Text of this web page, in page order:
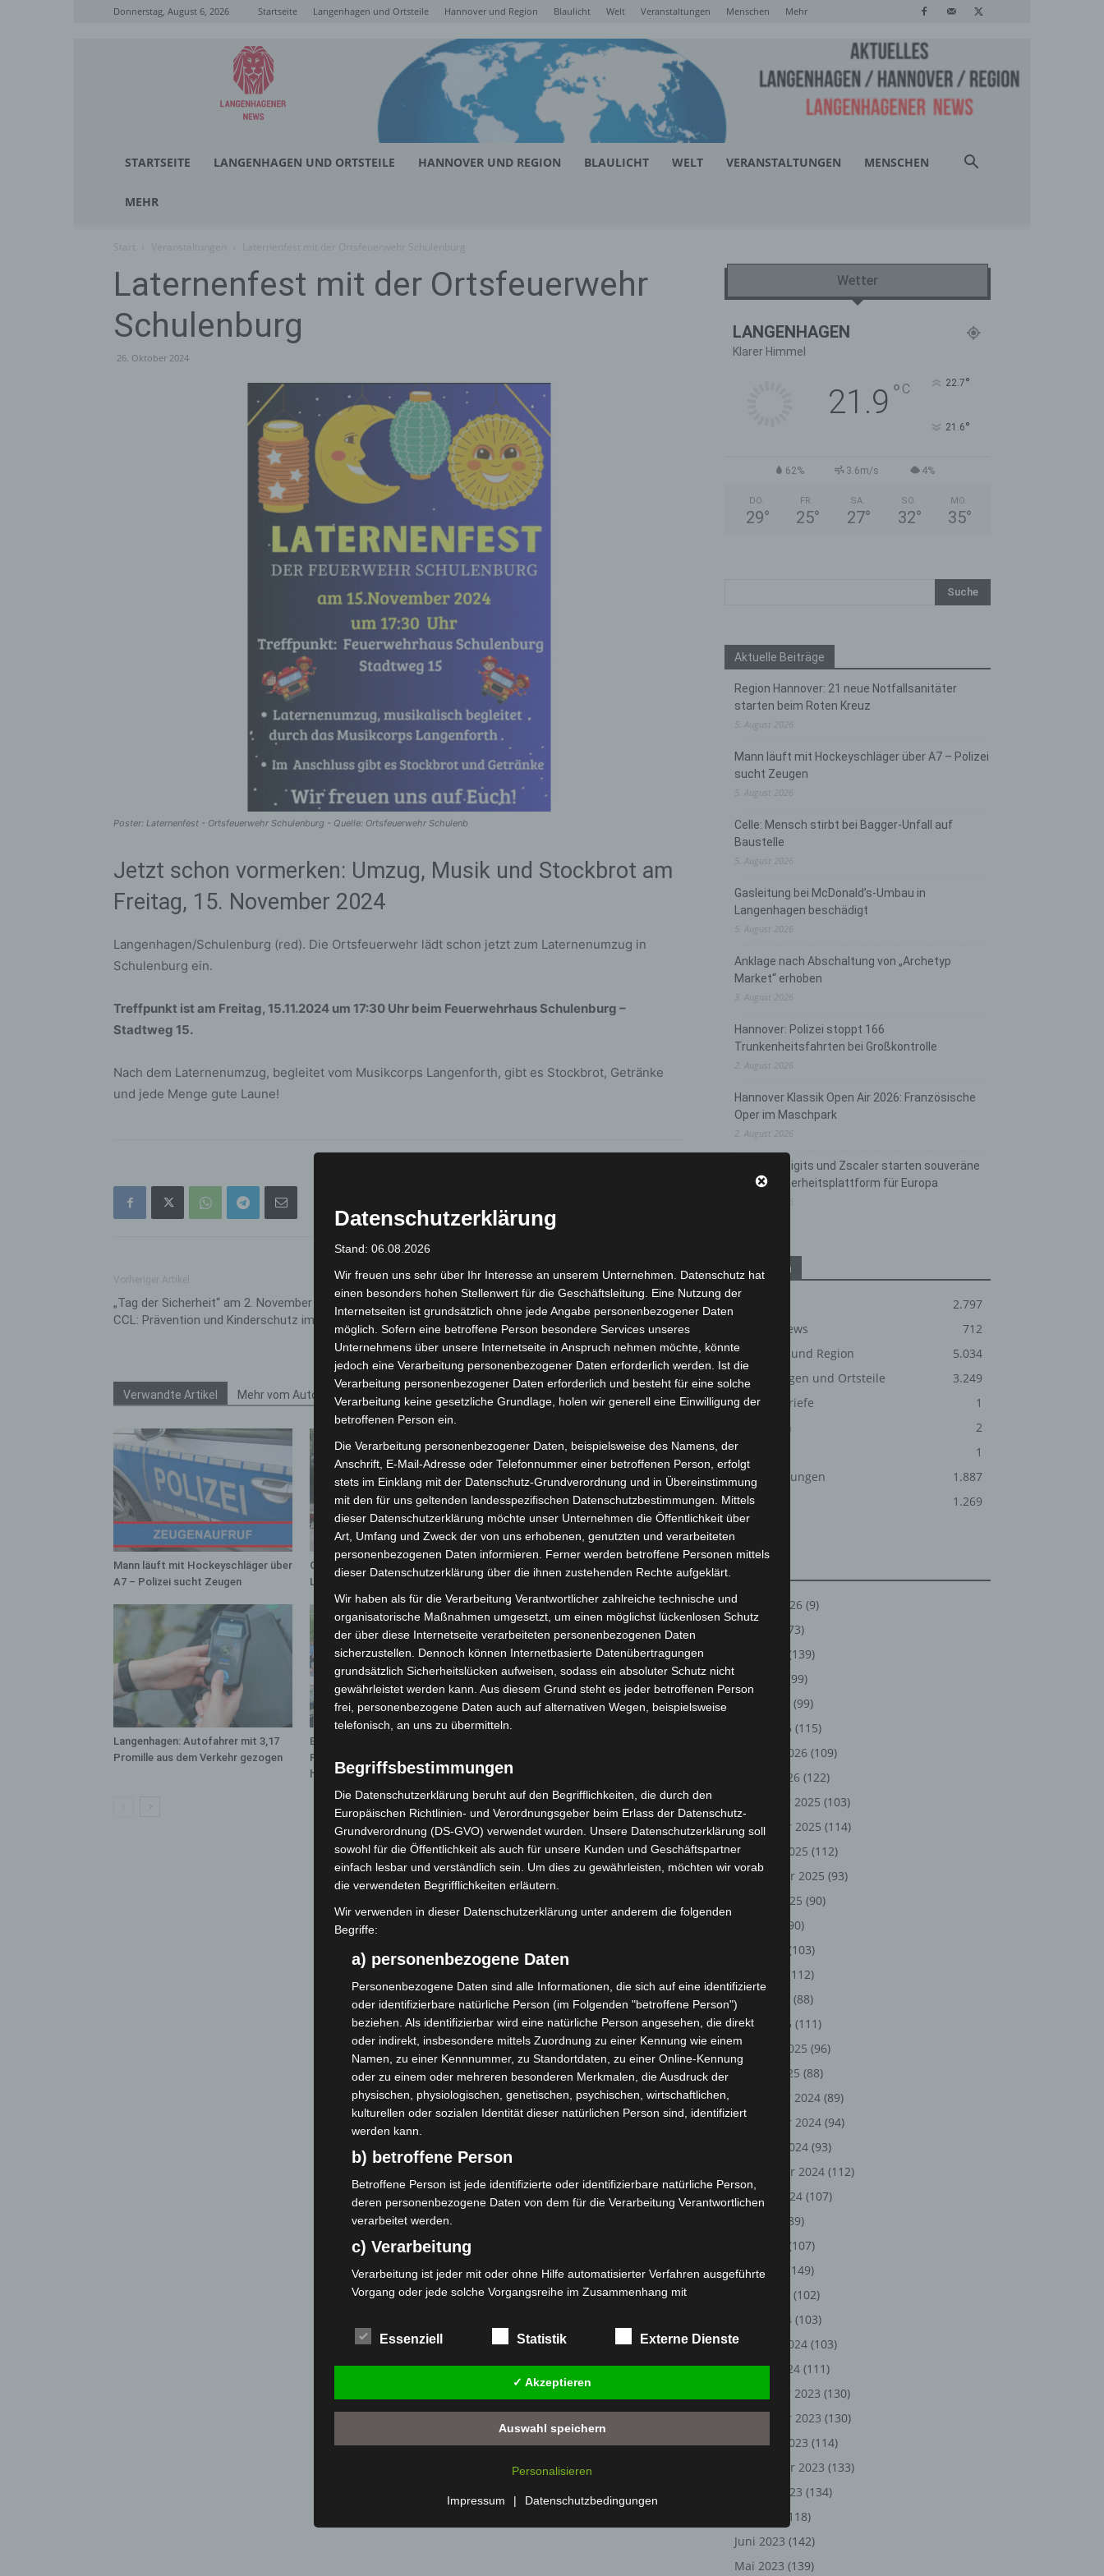
Donnerstag, August 6, 2026 Startseite Langenhagen und Ortsteile Hannover und Region Blaulicht Welt Veranstaltungen Menschen Mehr
Langenhagener
News
STARTSEITE LANGENHAGEN UND ORTSTEILE HANNOVER UND REGION BLAULICHT WELT VERANSTALTUNGEN MENSCHEN
MEHR
Laternenfest mit der Ortsfeuerwehr
Schulenburg
26. Oktober 2024
Poster: Laternenfest - Ortsfeuerwehr Schulenburg - Quelle: Ortsfeuerwehr Schulenb
Jetzt schon vormerken: Umzug, Musik und Stockbrot am
Freitag, 15. November 2024
Langenhagen/Schulenburg (red). Die Ortsfeuerwehr lädt schon jetzt zum Laternenumzug in
Schulenburg ein.
Treffpunkt ist am Freitag, 15.11.2024 um 17:30 Uhr beim Feuerwehrhaus Schulenburg –
Stadtweg 15.
Nach dem Laternenumzug, begleitet vom Musikcorps Langenforth, gibt es Stockbrot, Getränke
und jede Menge gute Laune!
„Tag der Sicherheit“ am 2. November 2024 im
CCL: Prävention und Kinderschutz im Fokus
Nächster Artikel
DRK-Einladung zum Vortrag: „Vorsorgevollmacht
und Patientenverfügung – Was Sie wissen
sollten“
Verwandte Artikel Mehr vom Autor
Mann läuft mit Hockeyschläger über
A7 – Polizei sucht Zeugen
Gasleitung bei McDonald’s-Umbau in
Langenhagen beschädigt
Hannover Klassik Open Air 2026:
Langenhagen: Autofahrer mit 3,17
Promille aus dem Verkehr gezogen
Blaulichtmeile Langenhagen 2026:
Polizei, Feuerwehr und Rettung
hautnah erleben
Videochat
Wetter
LANGENHAGEN
Klarer Himmel
21.9 ° C 22.7°
21.6°
62% 3.6m/s 4%
DO.
29°
FR.
25°
SA.
27°
SO.
32°
MO.
35°
Aktuelle Beiträge
Region Hannover: 21 neue Notfallsanitäter
starten beim Roten Kreuz
5. August 2026
Mann läuft mit Hockeyschläger über A7 – Polizei
sucht Zeugen
5. August 2026
Celle: Mensch stirbt bei Bagger-Unfall auf
Baustelle
5. August 2026
Gasleitung bei McDonald’s-Umbau in
Langenhagen beschädigt
5. August 2026
Anklage nach Abschaltung von „Archetyp
Market“ erhoben
3. August 2026
Hannover: Polizei stoppt 166
Trunkenheitsfahrten bei Großkontrolle
2. August 2026
Hannover Klassik Open Air 2026: Französische
Oper im Maschpark
2. August 2026
Schwarz Digits und Zscaler starten souveräne
Cloud-Sicherheitsplattform für Europa
Kategorien
2.797
Corona-News
712
Hannover und Region
5.034
Langenhagen und Ortsteile
3.249
Leserbriefe
1
Menschen
2
Über uns
1
Veranstaltungen
1.887
Welt
1.269
August 2026 (9)
(73)
(139)
(99)
(99)
März 2026 (115)
Februar 2026 (109)
Januar 2026 (122)
Dezember 2025 (103)
November 2025 (114)
Oktober 2025 (112)
September 2025 (93)
August 2025 (90)
(90)
(103)
(112)
April 2025
(88)
März 2025 (111)
Februar 2025 (96)
Januar 2025 (88)
Dezember 2024 (89)
November 2024 (94)
Oktober 2024 (93)
September 2024 (112)
August 2024 (107)
(89)
(107)
Mai 2024
(149)
(102)
März 2024 (103)
Februar 2024 (103)
Januar 2024 (111)
Dezember 2023 (130)
November 2023 (130)
Oktober 2023 (114)
September 2023 (133)
August 2023 (134)
(118)
Juni 2023 (142)
Mai 2023 (139)
Datenschutzerklärung
Stand: 06.08.2026
Wir freuen uns sehr über Ihr Interesse an unserem Unternehmen. Datenschutz hat
einen besonders hohen Stellenwert für die Geschäftsleitung. Eine Nutzung der
Internetseiten ist grundsätzlich ohne jede Angabe personenbezogener Daten
möglich. Sofern eine betroffene Person besondere Services unseres
Unternehmens über unsere Internetseite in Anspruch nehmen möchte, könnte
jedoch eine Verarbeitung personenbezogener Daten erforderlich werden. Ist die
Verarbeitung personenbezogener Daten erforderlich und besteht für eine solche
Verarbeitung keine gesetzliche Grundlage, holen wir generell eine Einwilligung der
betroffenen Person ein.
Die Verarbeitung personenbezogener Daten, beispielsweise des Namens, der
Anschrift, E-Mail-Adresse oder Telefonnummer einer betroffenen Person, erfolgt
stets im Einklang mit der Datenschutz-Grundverordnung und in Übereinstimmung
mit den für uns geltenden landesspezifischen Datenschutzbestimmungen. Mittels
dieser Datenschutzerklärung möchte unser Unternehmen die Öffentlichkeit über
Art, Umfang und Zweck der von uns erhobenen, genutzten und verarbeiteten
personenbezogenen Daten informieren. Ferner werden betroffene Personen mittels
dieser Datenschutzerklärung über die ihnen zustehenden Rechte aufgeklärt.
Wir haben als für die Verarbeitung Verantwortlicher zahlreiche technische und
organisatorische Maßnahmen umgesetzt, um einen möglichst lückenlosen Schutz
der über diese Internetseite verarbeiteten personenbezogenen Daten
sicherzustellen. Dennoch können Internetbasierte Datenübertragungen
grundsätzlich Sicherheitslücken aufweisen, sodass ein absoluter Schutz nicht
gewährleistet werden kann. Aus diesem Grund steht es jeder betroffenen Person
frei, personenbezogene Daten auch auf alternativen Wegen, beispielsweise
telefonisch, an uns zu übermitteln.
Begriffsbestimmungen
Die Datenschutzerklärung beruht auf den Begrifflichkeiten, die durch den
Europäischen Richtlinien- und Verordnungsgeber beim Erlass der Datenschutz-
Grundverordnung (DS-GVO) verwendet wurden. Unsere Datenschutzerklärung soll
sowohl für die Öffentlichkeit als auch für unsere Kunden und Geschäftspartner
einfach lesbar und verständlich sein. Um dies zu gewährleisten, möchten wir vorab
die verwendeten Begrifflichkeiten erläutern.
Wir verwenden in dieser Datenschutzerklärung unter anderem die folgenden
Begriffe:
a) personenbezogene Daten
Personenbezogene Daten sind alle Informationen, die sich auf eine identifizierte
oder identifizierbare natürliche Person (im Folgenden "betroffene Person")
beziehen. Als identifizierbar wird eine natürliche Person angesehen, die direkt
oder indirekt, insbesondere mittels Zuordnung zu einer Kennung wie einem
Namen, zu einer Kennnummer, zu Standortdaten, zu einer Online-Kennung
oder zu einem oder mehreren besonderen Merkmalen, die Ausdruck der
physischen, physiologischen, genetischen, psychischen, wirtschaftlichen,
kulturellen oder sozialen Identität dieser natürlichen Person sind, identifiziert
werden kann.
b) betroffene Person
Betroffene Person ist jede identifizierte oder identifizierbare natürliche Person,
deren personenbezogene Daten von dem für die Verarbeitung Verantwortlichen
verarbeitet werden.
c) Verarbeitung
Verarbeitung ist jeder mit oder ohne Hilfe automatisierter Verfahren ausgeführte
Vorgang oder jede solche Vorgangsreihe im Zusammenhang mit
das Ordnen, die Speicherung, die Anpassung oder Veränderung, das Auslesen,
das Abfragen, die Verwendung, die Offenlegung durch Übermittlung, Verbreitung
oder eine andere Form der Bereitstellung, den Abgleich oder die Verknüpfung,
die Einschränkung, das Löschen oder die Vernichtung.
d) Einschränkung der Verarbeitung
Einschränkung der Verarbeitung ist die Markierung gespeicherter
Profiling ist jede Art der automatisierten Verarbeitung personenbezogener
Daten, die darin besteht, dass diese personenbezogenen Daten verwendet
werden, um bestimmte persönliche Aspekte, die sich auf eine natürliche Person
Essenziell Statistik Externe Dienste
✓ Akzeptieren
Auswahl speichern
Personalisieren
Impressum | Datenschutzbedingungen